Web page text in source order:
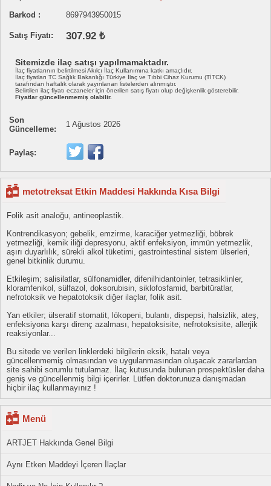
Barkod :
8697943950015
Satış Fiyatı: 307.92 ₺
Sitemizde ilaç satışı yapılmamaktadır.
İlaç fiyatlarının belirtilmesi Akılcı İlaç Kullanımına katkı amaçlıdır.
İlaç fiyatları TC Sağlık Bakanlığı Türkiye İlaç ve Tıbbi Cihaz Kurumu (TİTCK)
tarafından haftalık olarak yayınlanan listelerden alınmıştır.
Belirtilen ilaç fiyatı eczaneler için önerilen satış fiyatı olup değişkenlik gösterebilir.
Fiyatlar güncellenmemiş olabilir.
Son
Güncelleme:
1 Ağustos 2026
Paylaş:
metotreksat Etkin Maddesi Hakkında Kısa Bilgi
Folik asit analoğu, antineoplastik.
Kontrendikasyon; gebelik, emzirme, karaciğer yetmezliği, böbrek
yetmezliği, kemik iliği depresyonu, aktif enfeksiyon, immün yetmezlik,
aşırı duyarlılık, sürekli alkol tüketimi, gastrointestinal sistem ülserleri,
genel bitkinlik durumu.
Etkileşim; salisilatlar, sülfonamidler, difenilhidantoinler, tetrasiklinler,
kloramfenikol, sülfazol, doksorubisin, siklofosfamid, barbitüratlar,
nefrotoksik ve hepatotoksik diğer ilaçlar, folik asit.
Yan etkiler; ülseratif stomatit, lökopeni, bulantı, dispepsi, halsizlik, ateş,
enfeksiyona karşı direnç azalması, hepatoksisite, nefrotoksisite, allerjik
reaksiyonlar...
Bu sitede ve verilen linklerdeki bilgilerin eksik, hatalı veya
güncellenmemiş olmasından ve uygulanmasından oluşacak zararlardan
site sahibi sorumlu tutulamaz. İlaç kutusunda bulunan prospektüsler daha
geniş ve güncellenmiş bilgi içerirler. Lütfen doktorunuza danışmadan
hiçbir ilaç kullanmayınız !
Menü
ARTJET Hakkında Genel Bilgi
Aynı Etken Maddeyi İçeren İlaçlar